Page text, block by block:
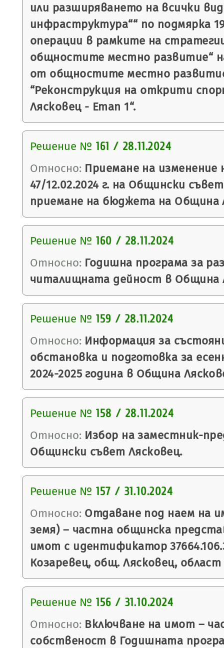
или разширяването на всички
инфраструктура““ по подмярка
операции в рамките на
общностите местно развитие“
от общностите местно
“Реконструкция на открити
Лясковец - Етап 1“.
Решение № 161 / 28.11.2024
Относно: Приемане на
47/12.02.2024 г. на Общински
приемане на бюджета на Община
Решение № 160 / 28.11.2024
Относно: Годишна програма за
читалищната дейност в Община
Решение № 159 / 28.11.2024
Относно: Информация за
обстановка и подготовка за
2024-2025 година в Община
Решение № 158 / 28.11.2024
Относно: Избор на заместник-
Общински съвет Лясковец.
Решение № 157 / 31.10.2024
Относно: Отдаване под наем на
земя) – частна общинска
имот с идентификатор
Козаревец, общ. Лясковец,
Решение № 156 / 31.10.2024
Относно: Включване на имот –
собственост в Годишната